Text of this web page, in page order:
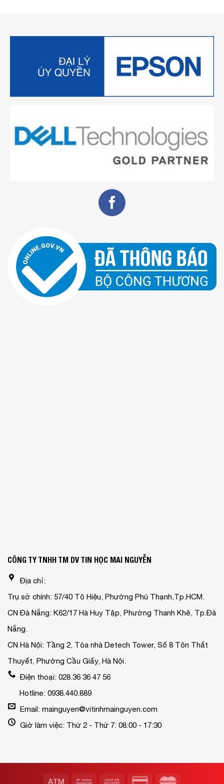
CÔNG TY TNHH TM DV TIN HỌC MAI NGUYỄN
Địa chỉ:
Trụ sở chính: 57/40 Tô Hiệu, Phường Phú Thạnh,Tp.HCM.
CN Đà Nẵng: K62/17 Hà Huy Tập, Phường Thanh Khê, Tp.Đà
Nẵng.
CN Hà Nội: Tầng 2, Tòa nhà Detech Tower, Số 8 Tôn Thất
Thuyết, Phường Cầu Giấy, Hà Nội.
Điện thoại: 028.36 36 47 56
Hotline: 0938.440.889
Email: mainguyen@vitinhmainguyen.com
Giờ làm việc: Thứ 2 - Thứ 7: 08:00 - 17:30